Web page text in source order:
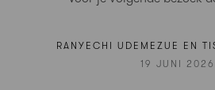
RANYECHI UDEMEZUE EN
19 JUNI 2026